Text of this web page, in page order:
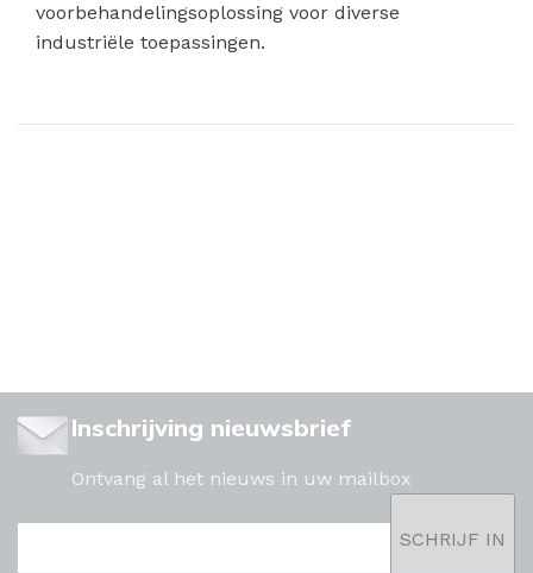
voorbehandelingsoplossing voor diverse
industriële toepassingen.
Inschrijving nieuwsbrief
Ontvang al het nieuws in uw mailbox